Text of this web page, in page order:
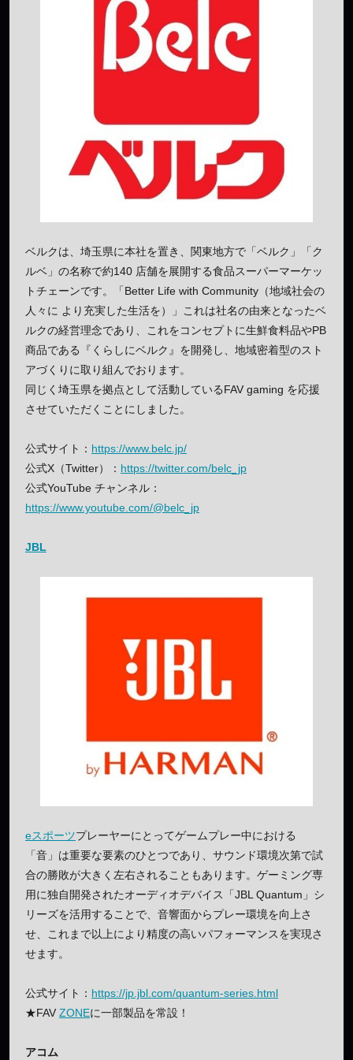
ベルクは、埼玉県に本社を置き、関東地方で「ベルク」「ク
ルベ」の名称で約140 店舗を展開する食品スーパーマーケッ
トチェーンです。「Better Life with Community（地域社会の
人々に より充実した生活を）」これは社名の由来となったベ
ルクの経営理念であり、これをコンセプトに生鮮食料品やPB
商品である『くらしにベルク』を開発し、地域密着型のスト
アづくりに取り組んでおります。
同じく埼玉県を拠点として活動しているFAV gaming を応援
させていただくことにしました。
公式サイト： https://www.belc.jp/
公式X（Twitter）： https://twitter.com/belc_jp
公式YouTube チャンネル：
https://www.youtube.com/@belc_jp
JBL
eスポーツプレーヤーにとってゲームプレー中における
「音」は重要な要素のひとつであり、サウンド環境次第で試
合の勝敗が大きく左右されることもあります。ゲーミング専
用に独自開発されたオーディオデバイス「JBL Quantum」シ
リーズを活用することで、音響面からプレー環境を向上さ
せ、これまで以上により精度の高いパフォーマンスを実現さ
せます。
公式サイト： https://jp.jbl.com/quantum-series.html
★FAV ZONEに一部製品を常設！
アコム